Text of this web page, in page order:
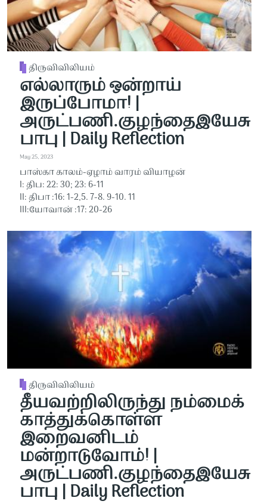
திருவிவிலியம்
எல்லாரும் ஒன்றாய்
இருப்போமா! |
அருட்பணி.குழந்தைஇயேசு
பாபு | Daily Reflection
May 25, 2023
பாஸ்கா காலம்-ஏழாம் வாரம் வியாழன்
I: திப: 22: 30; 23: 6-11
II: திபா :16: 1-2,5. 7-8. 9-10. 11
III:யோவான் :17: 20-26
திருவிவிலியம்
தீயவற்றிலிருந்து நம்மைக்
காத்துக்கொள்ள
இறைவனிடம்
மன்றாடுவோம்! |
அருட்பணி.குழந்தைஇயேசு
பாபு | Daily Reflection